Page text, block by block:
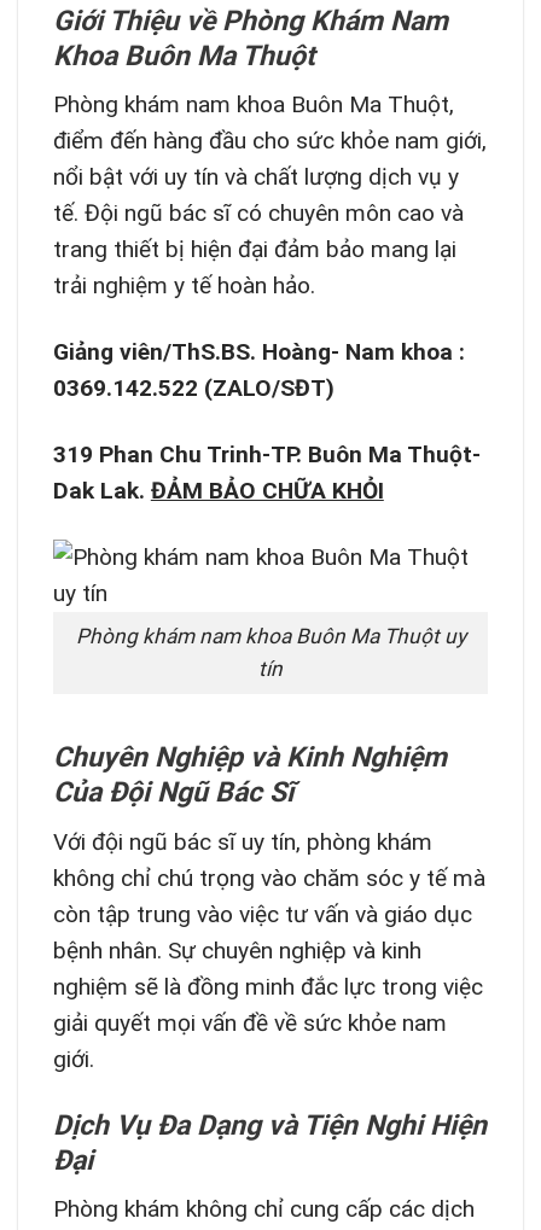
Giới Thiệu về Phòng Khám Nam
Khoa Buôn Ma Thuột
Phòng khám nam khoa Buôn Ma Thuột,
điểm đến hàng đầu cho sức khỏe nam giới,
nổi bật với uy tín và chất lượng dịch vụ y
tế. Đội ngũ bác sĩ có chuyên môn cao và
trang thiết bị hiện đại đảm bảo mang lại
trải nghiệm y tế hoàn hảo.
Giảng viên/ThS.BS. Hoàng- Nam khoa :
0369.142.522 (ZALO/SĐT)
319 Phan Chu Trinh-TP. Buôn Ma Thuột-
Dak Lak. ĐẢM BẢO CHỮA KHỎI
Phòng khám nam khoa Buôn Ma Thuột uy
tín
Chuyên Nghiệp và Kinh Nghiệm
Của Đội Ngũ Bác Sĩ
Với đội ngũ bác sĩ uy tín, phòng khám
không chỉ chú trọng vào chăm sóc y tế mà
còn tập trung vào việc tư vấn và giáo dục
bệnh nhân. Sự chuyên nghiệp và kinh
nghiệm sẽ là đồng minh đắc lực trong việc
giải quyết mọi vấn đề về sức khỏe nam
giới.
Dịch Vụ Đa Dạng và Tiện Nghi Hiện
Đại
Phòng khám không chỉ cung cấp các dịch